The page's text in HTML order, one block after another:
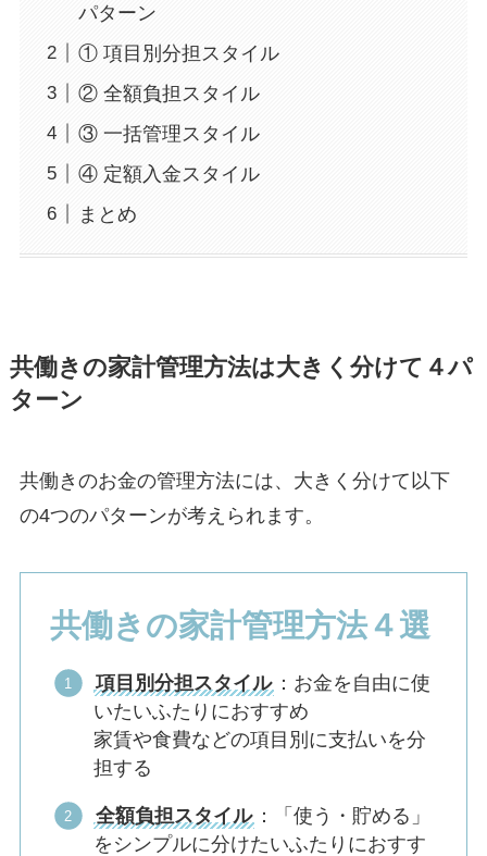
パターン
① 項目別分担スタイル
② 全額負担スタイル
③ 一括管理スタイル
④ 定額入金スタイル
まとめ
共働きの家計管理方法は大きく分けて４パ
ターン
共働きのお金の管理方法には、大きく分けて以下
の4つのパターンが考えられます。
共働きの家計管理方法４選
項目別分担スタイル ：お金を自由に使
いたいふたりにおすすめ
家賃や食費などの項目別に支払いを分
担する
全額負担スタイル ：「使う・貯める」
をシンプルに分けたいふたりにおすす